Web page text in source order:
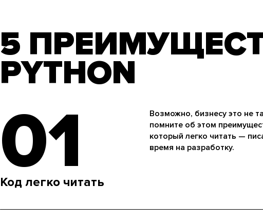
5
PYTHON
01
Код легко читать
Возможно, бизнесу это не
помните об этом
который легко читать —
время на разработку.